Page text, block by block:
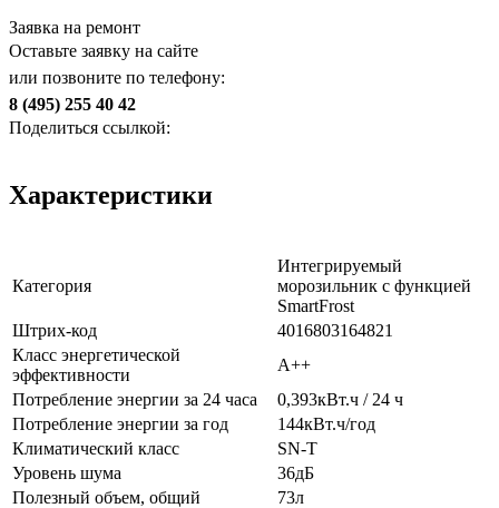
Заявка на ремонт
Оставьте заявку на сайте
или позвоните по телефону:
8 (495) 255 40 42
Поделиться ссылкой:
Характеристики
Категория
Интегрируемый
морозильник с функцией
SmartFrost
Штрих-код
4016803164821
Класс энергетической
эффективности
A++
Потребление энергии за 24 часа
0,393кВт.ч / 24 ч
Потребление энергии за год
144кВт.ч/год
Климатический класс
SN-T
Уровень шума
36дБ
Полезный объем, общий
73л